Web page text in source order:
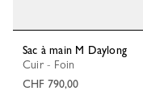
Sac à main M Daylong
Cuir - Foin
CHF 790,00